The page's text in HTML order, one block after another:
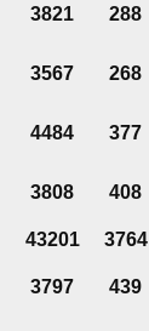
3821 288
3567 268
4484 377
3808 408
43201 3764
3797 439